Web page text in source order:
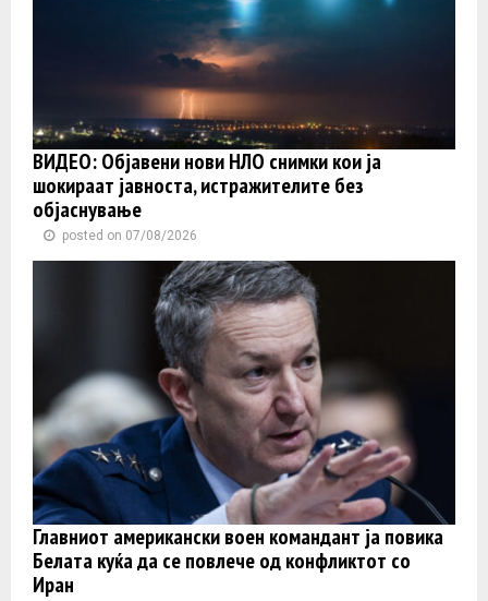
ВИДЕО: Објавени нови НЛО снимки кои ја
шокираат јавноста, истражителите без
објаснување
posted on 07/08/2026
Главниот американски воен командант ја повика
Белата куќа да се повлече од конфликтот со
Иран